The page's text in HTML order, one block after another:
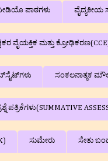
ಪಾಠಗಳು ವೈದ್ಯಕೀಯ
ವೈಯಕ್ತಿಕ ಮತ್ತು
ಸಂಕಲನಾತ್ಮಕ
ಸುಮೇರು ಸೇತು